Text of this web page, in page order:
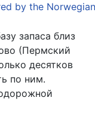
by the
запаса близ
(Пермский
десятков
по ним.